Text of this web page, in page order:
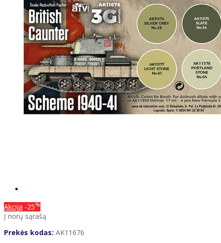
Akcija -25%
Į norų sąrašą
Prekės kodas: AK11676